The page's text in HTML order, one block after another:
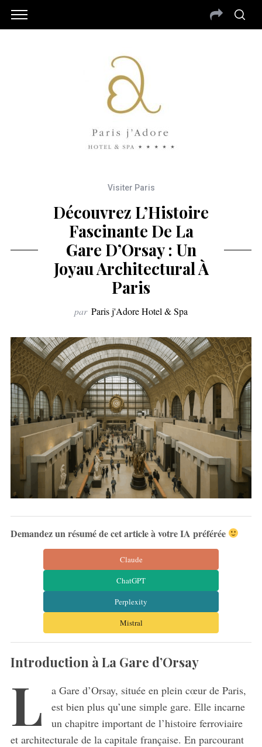
Visiter Paris
Découvrez L’Histoire
Fascinante De La
Gare D’Orsay : Un
Joyau Architectural À
Paris
par Paris j'Adore Hotel & Spa
Demandez un résumé de cet article à votre IA préférée
Claude
ChatGPT
Perplexity
Mistral
Introduction à La Gare d’Orsay
L
a Gare d’Orsay, située en plein cœur de Paris,
est bien plus qu’une simple gare. Elle incarne
un chapitre important de l’histoire ferroviaire
et architecturale de la capitale française. En parcourant